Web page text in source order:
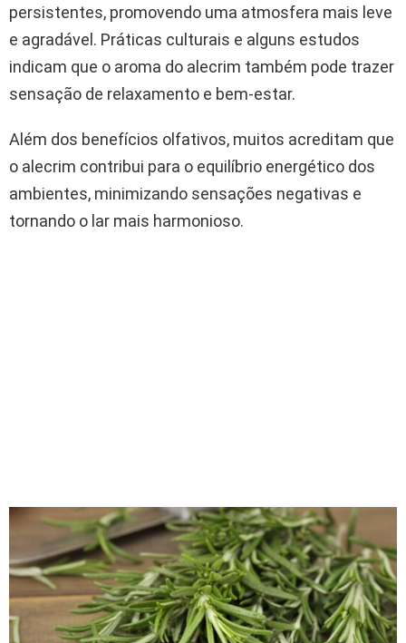
persistentes, promovendo uma atmosfera mais leve
e agradável. Práticas culturais e alguns estudos
indicam que o aroma do alecrim também pode trazer
sensação de relaxamento e bem-estar.
Além dos benefícios olfativos, muitos acreditam que
o alecrim contribui para o equilíbrio energético dos
ambientes, minimizando sensações negativas e
tornando o lar mais harmonioso.